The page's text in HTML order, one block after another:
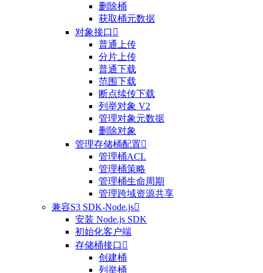
删除桶
获取桶元数据
对象接口 
普通上传
分片上传
普通下载
范围下载
断点续传下载
列举对象 V2
管理对象元数据
删除对象
管理存储桶配置
管理桶ACL
管理桶策略
管理桶生命周期
管理跨域资源共享
兼容S3 SDK-Node.js
安装 Node.js SDK
初始化客户端
存储桶接口 
创建桶
列举桶